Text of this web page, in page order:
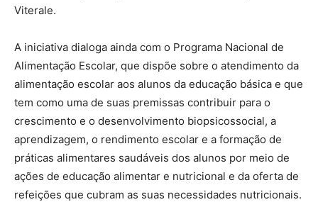
Viterale.
A iniciativa dialoga ainda com o Programa Nacional de
Alimentação Escolar, que dispõe sobre o atendimento da
alimentação escolar aos alunos da educação básica e que
tem como uma de suas premissas contribuir para o
crescimento e o desenvolvimento biopsicossocial, a
aprendizagem, o rendimento escolar e a formação de
práticas alimentares saudáveis dos alunos por meio de
ações de educação alimentar e nutricional e da oferta de
refeições que cubram as suas necessidades nutricionais.